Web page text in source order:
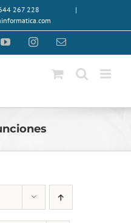
267 228
|
YouTubeInstagramCorreo